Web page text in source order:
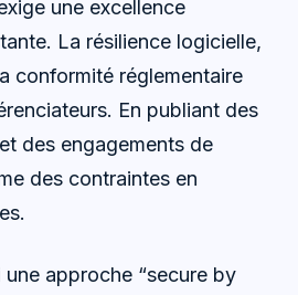
une excellence
La résilience logicielle,
conformité réglementaire
En publiant des
des engagements de
des contraintes en
approche “secure by